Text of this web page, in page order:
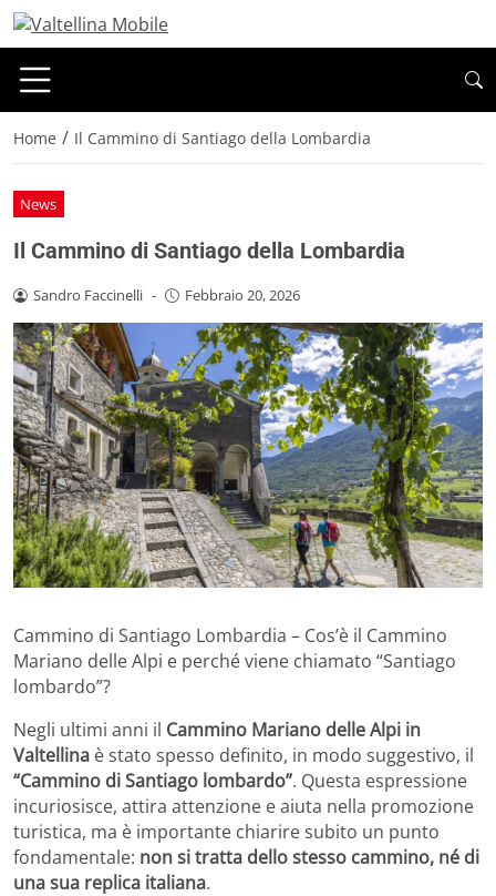
Home / Il Cammino di Santiago della Lombardia
News
Il Cammino di Santiago della Lombardia
Sandro Faccinelli - Febbraio 20, 2026
Cammino di Santiago Lombardia – Cos’è il Cammino
Mariano delle Alpi e perché viene chiamato “Santiago
lombardo”?
Negli ultimi anni il Cammino Mariano delle Alpi in
Valtellina è stato spesso definito, in modo suggestivo, il
“Cammino di Santiago lombardo”. Questa espressione
incuriosisce, attira attenzione e aiuta nella promozione
turistica, ma è importante chiarire subito un punto
fondamentale: non si tratta dello stesso cammino, né di
una sua replica italiana.